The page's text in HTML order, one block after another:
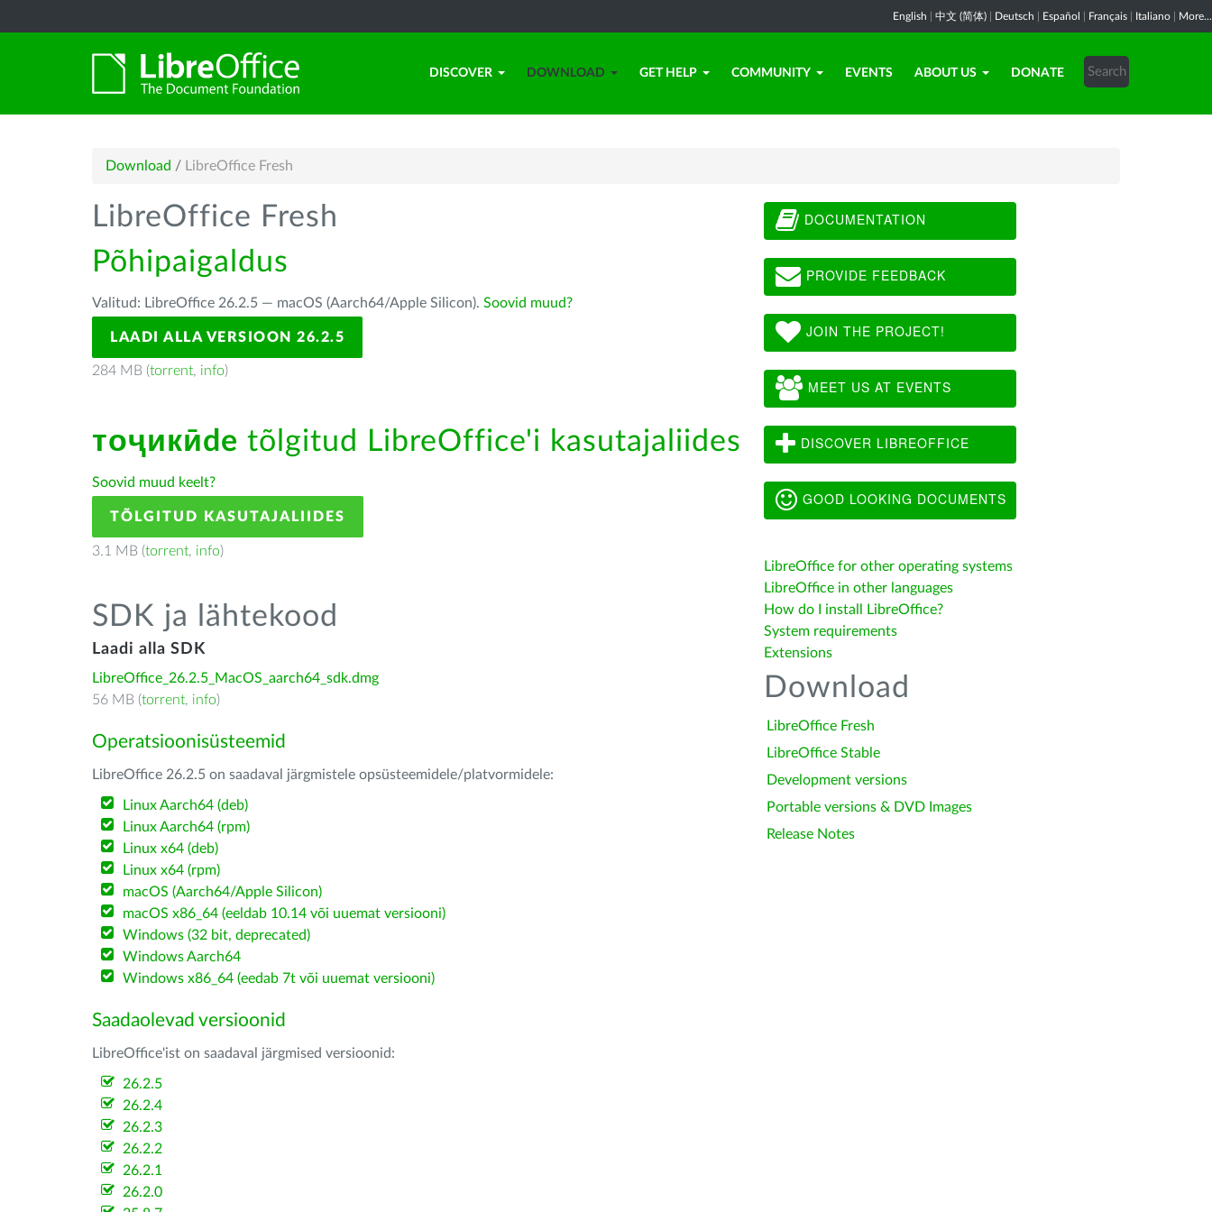
English 中文 (简体) Deutsch Español Français Italiano More...
DISCOVER DOWNLOAD GET HELP COMMUNITY EVENTS ABOUT US DONATE
Download / LibreOffice Fresh
LibreOffice Fresh
Põhipaigaldus
Valitud: LibreOffice 26.2.5 — macOS (Aarch64/Apple Silicon). Soovid muud?
LAADI ALLA VERSIOON 26.2.5
284 MB (torrent, info)
тоҷикӣde tõlgitud LibreOffice'i kasutajaliides
Soovid muud keelt?
TÕLGITUD KASUTAJALIIDES
3.1 MB (torrent, info)
SDK ja lähtekood
Laadi alla SDK
LibreOffice_26.2.5_MacOS_aarch64_sdk.dmg
56 MB (torrent, info)
Operatsioonisüsteemid
LibreOffice 26.2.5 on saadaval järgmistele opsüsteemidele/platvormidele:
Linux Aarch64 (deb)
Linux Aarch64 (rpm)
Linux x64 (deb)
Linux x64 (rpm)
macOS (Aarch64/Apple Silicon)
macOS x86_64 (eeldab 10.14 või uuemat versiooni)
Windows (32 bit, deprecated)
Windows Aarch64
Windows x86_64 (eedab 7t või uuemat versiooni)
Saadaolevad versioonid
LibreOffice'ist on saadaval järgmised versioonid:
26.2.5
26.2.4
26.2.3
26.2.2
26.2.1
26.2.0
DOCUMENTATION
PROVIDE FEEDBACK
JOIN THE PROJECT!
MEET US AT EVENTS
DISCOVER LIBREOFFICE
GOOD LOOKING DOCUMENTS
LibreOffice for other operating systems
LibreOffice in other languages
How do I install LibreOffice?
System requirements
Extensions
Download
LibreOffice Fresh
LibreOffice Stable
Development versions
Portable versions & DVD Images
Release Notes